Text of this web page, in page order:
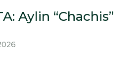
Aylin “Chachis”